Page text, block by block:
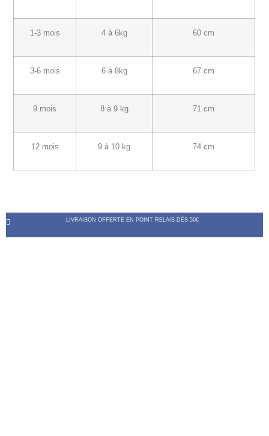
1-3 mois 4 à 6kg 60 cm
3-6 mois 6 à 8kg 67 cm
9 mois 8 à 9 kg 71 cm
12 mois 9 à 10 kg 74 cm
LIVRAISON OFFERTE EN POINT RELAIS DÈS 50€